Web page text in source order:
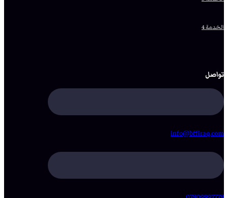
الخدمة 4
تواصل
info@bffiraq.com